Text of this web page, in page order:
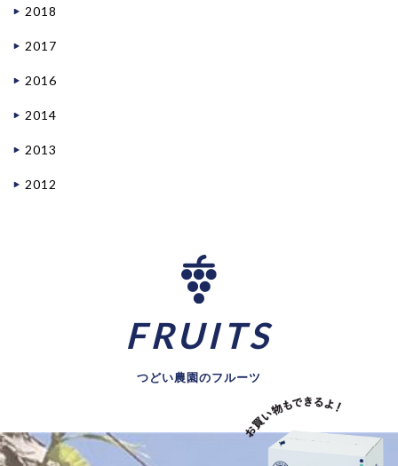
2018
2017
2016
2014
2013
2012
FRUITS
つどい農園のフルーツ